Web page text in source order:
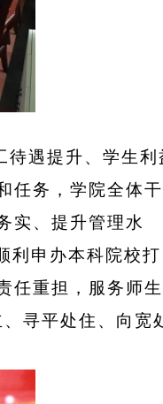
待遇提升、学生利
任务，学院全体干
实、提升管理水
利申办本科院校打
任重担，服务师生
寻平处住、向宽